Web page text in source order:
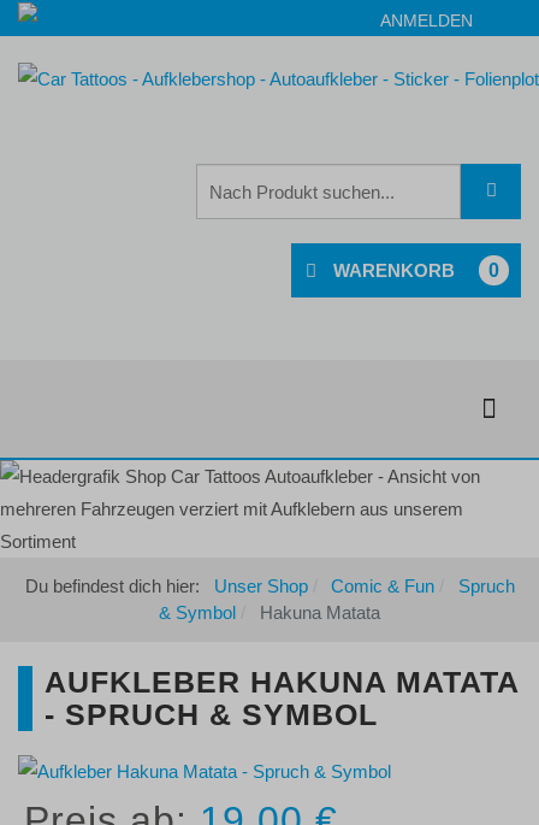
ANMELDEN
0
Du befindest dich hier: Unser Shop Comic & Fun
Spruch
& Symbol
Hakuna Matata
AUFKLEBER HAKUNA MATATA
- SPRUCH & SYMBOL